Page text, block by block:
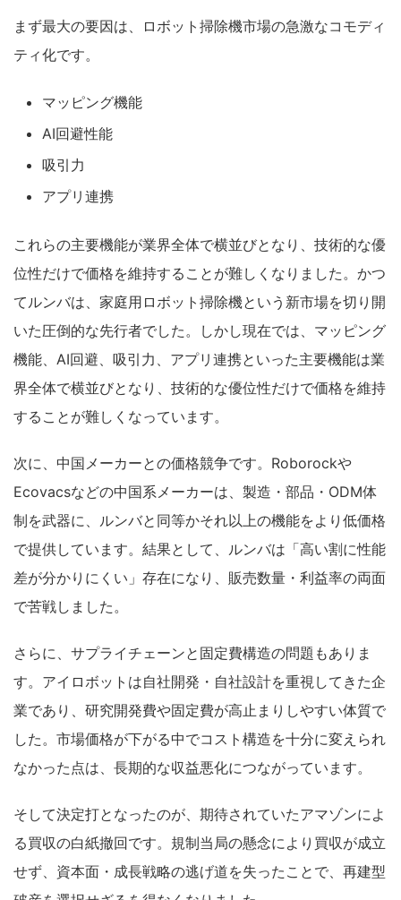
まず最大の要因は、ロボット掃除機市場の急激なコモディ
ティ化です。
マッピング機能
AI回避性能
吸引力
アプリ連携
これらの主要機能が業界全体で横並びとなり、技術的な優
位性だけで価格を維持することが難しくなりました。かつ
てルンバは、家庭用ロボット掃除機という新市場を切り開
いた圧倒的な先行者でした。しかし現在では、マッピング
機能、AI回避、吸引力、アプリ連携といった主要機能は業
界全体で横並びとなり、技術的な優位性だけで価格を維持
することが難しくなっています。
次に、中国メーカーとの価格競争です。Roborockや
Ecovacsなどの中国系メーカーは、製造・部品・ODM体
制を武器に、ルンバと同等かそれ以上の機能をより低価格
で提供しています。結果として、ルンバは「高い割に性能
差が分かりにくい」存在になり、販売数量・利益率の両面
で苦戦しました。
さらに、サプライチェーンと固定費構造の問題もありま
す。アイロボットは自社開発・自社設計を重視してきた企
業であり、研究開発費や固定費が高止まりしやすい体質で
した。市場価格が下がる中でコスト構造を十分に変えられ
なかった点は、長期的な収益悪化につながっています。
そして決定打となったのが、期待されていたアマゾンによ
る買収の白紙撤回です。規制当局の懸念により買収が成立
せず、資本面・成長戦略の逃げ道を失ったことで、再建型